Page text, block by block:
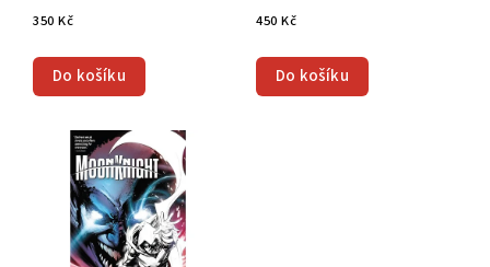
350 Kč
Do košíku
450 Kč
Do košíku